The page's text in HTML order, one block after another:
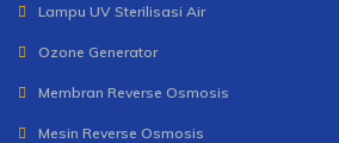
Lampu UV Sterilisasi Air
Ozone Generator
Membran Reverse Osmosis
Mesin Reverse Osmosis